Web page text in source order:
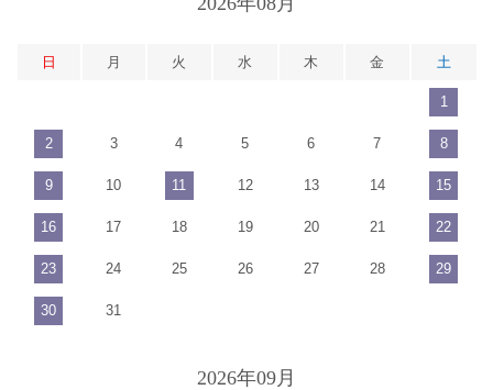
日 月 火 水 木 金 土
1
2 3 4 5 6 7 8
9 10 11 12 13 14 15
16 17 18 19 20 21 22
23 24 25 26 27 28 29
30 31
2026年09月